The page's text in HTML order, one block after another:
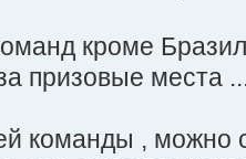
кроме
призовые места
команды , можно